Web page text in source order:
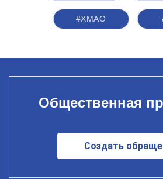
#ХМАО
Общественная
Создать